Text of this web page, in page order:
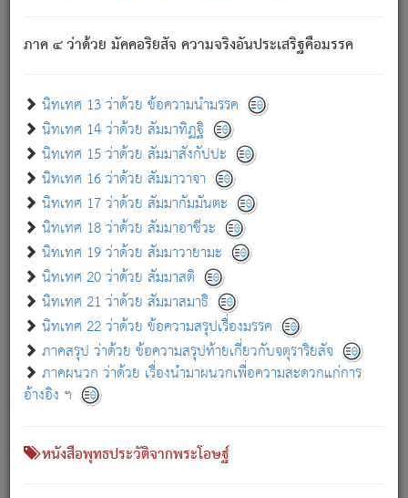
ภาค ๔ ว่าด้วย มัคคอริยสัจ ความจริงอันประเสริฐคือมรรค
นิทเทศ 13 ว่าด้วย ข้อความนำมรรค
นิทเทศ 14 ว่าด้วย สัมมาทิฏฐิ
นิทเทศ 15 ว่าด้วย สัมมาสังกัปปะ
นิทเทศ 16 ว่าด้วย สัมมาวาจา
นิทเทศ 17 ว่าด้วย สัมมากัมมันตะ
นิทเทศ 18 ว่าด้วย สัมมาอาชีวะ
นิทเทศ 19 ว่าด้วย สัมมาวายามะ
นิทเทศ 20 ว่าด้วย สัมมาสติ
นิทเทศ 21 ว่าด้วย สัมมาสมาธิ
นิทเทศ 22 ว่าด้วย ข้อความสรุปเรื่องมรรค
ภาคสรุป ว่าด้วย ข้อความสรุปท้ายเกี่ยวกับจตุราริยสัจ
ภาคผนวก ว่าด้วย เรื่องนำมาผนวกเพื่อความสะดวกแก่การ
อ้างอิง ฯ
หนังสือพุทธประวัติจากพระโอษฐ์
เกี่ยวกับธรรมโฆษณ์ออนไลน์ (Disclaimer)
แม้ระบบ "ธรรมโฆษณ์ออนไลน์" พยายามปรับปรุงข้อมูลให้ถูกต้องมากที่สุด
ผู้ศึกษาก็พึงตรวจสอบกับตัวเล่มหนังสือต้นฉบับ ที่มีการพิมพ์ครั้งล่าสุด
ก่อนนำข้อมูลไปใช้ในการอ้างอิง"
เกี่ยวกับอัตถจารี|เกี่ยวกับการพัฒนา|แจ้งข้อผิดพลาด / แนะนำ
หนังสือที่เกี่ยวข้อง